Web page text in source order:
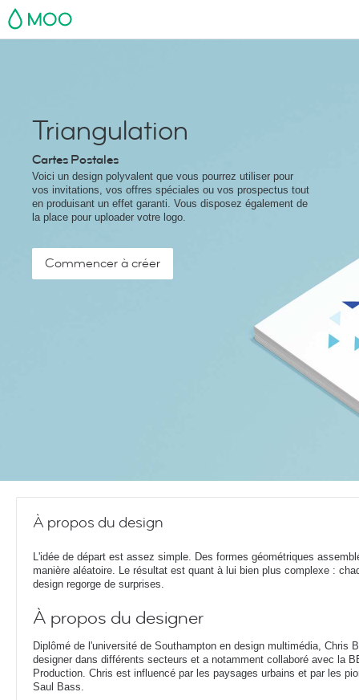
MOO
Triangulation
Cartes Postales
Voici un design polyvalent que vous pourrez utiliser pour
vos invitations, vos offres spéciales ou vos prospectus tout
en produisant un effet garanti. Vous disposez également de
la place pour uploader votre logo.
Commencer à créer
À propos du design
L'idée de départ est assez simple. Des formes géométriques
manière aléatoire. Le résultat est quant à lui bien plus complexe :
design regorge de surprises.
À propos du designer
Diplômé de l'université de Southampton en design multimédia, Chris
designer dans différents secteurs et a notamment collaboré avec la
Production. Chris est influencé par les paysages urbains et par les
Saul Bass.